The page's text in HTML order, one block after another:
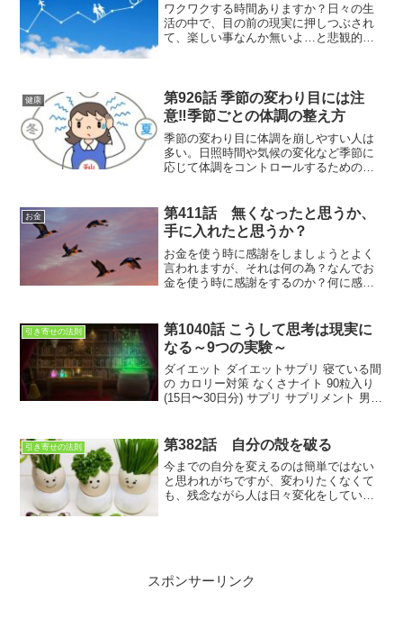
ワクワクする時間ありますか？日々の生
活の中で、目の前の現実に押しつぶされ
て、楽しい事なんか無いよ…と悲観的に
健康
第926話 季節の変わり目には注
意‼季節ごとの体調の整え方
季節の変わり目に体調を崩しやすい人は
多い。日照時間や気候の変化など季節に
応じて体調をコントロールするための体
しれない
お金
第411話 無くなったと思うか、
手に入れたと思うか？
お金を使う時に感謝をしましょうとよく
言われますが、それは何の為？なんでお
金を使う時に感謝をするのか？何に感謝
引き寄せの法則
第1040話 こうして思考は現実に
なる～9つの実験～
ダイエット ダイエットサプリ 寝ている間
の カロリー対策 なくさナイト 90粒入り
(15日〜30日分) サプリ サプリメント 男性
うして思考は現実にな...
引き寄せの法則 第382話 自分の殻を破る
今までの自分を変えるのは簡単ではない
と思われがちですが、変わりたくなくて
も、残念ながら人は日々変化をしている
スポンサーリンク